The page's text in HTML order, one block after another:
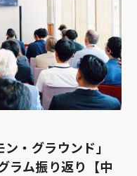
・グラウンド」
ラム振り返り【中